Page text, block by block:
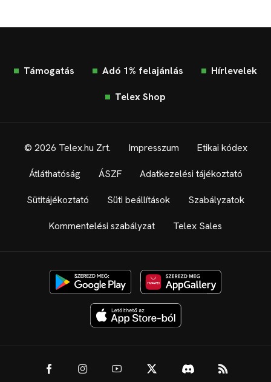
Támogatás Adó 1% felajánlás Hírlevelek
Telex Shop
© 2026 Telex.hu Zrt. Impresszum Etikai kódex
Átláthatóság ÁSZF Adatkezelési tájékoztató
Sütitájékoztató Süti beállítások Szabályzatok
Kommentelési szabályzat Telex Sales